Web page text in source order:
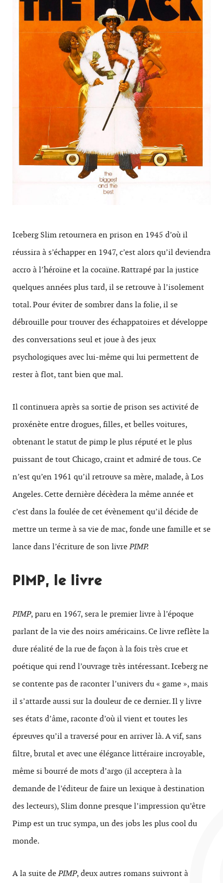
Iceberg Slim retournera en prison en 1945 d’où il
réussira à s’échapper en 1947, c’est alors qu’il deviendra
accro à l’héroïne et la cocaïne. Rattrapé par la justice
quelques années plus tard, il se retrouve à l’isolement
total. Pour éviter de sombrer dans la folie, il se
débrouille pour trouver des échappatoires et développe
des conversations seul et joue à des jeux
psychologiques avec lui-même qui lui permettent de
rester à flot, tant bien que mal.
Il continuera après sa sortie de prison ses activité de
proxénète entre drogues, filles, et belles voitures,
obtenant le statut de pimp le plus réputé et le plus
puissant de tout Chicago, craint et admiré de tous. Ce
n’est qu’en 1961 qu’il retrouve sa mère, malade, à Los
Angeles. Cette dernière décèdera la même année et
c’est dans la foulée de cet évènement qu’il décide de
mettre un terme à sa vie de mac, fonde une famille et se
lance dans l’écriture de son livrePIMP.
PIMP, le livre
PIMP, paru en 1967, sera le premier livre à l’époque
parlant de la vie des noirs américains. Ce livre reflète la
dure réalité de la rue de façon à la fois très crue et
poétique qui rend l’ouvrage très intéressant. Iceberg ne
se contente pas de raconter l’univers du « game », mais
il s’attarde aussi sur la douleur de ce dernier. Il y livre
ses états d’âme, raconte d’où il vient et toutes les
épreuves qu’il a traversé pour en arriver là. A vif, sans
filtre, brutal et avec une élégance littéraire incroyable,
même si bourré de mots d’argo (il acceptera à la
demande de l’éditeur de faire un lexique à destination
des lecteurs), Slim donne presque l’impression qu’être
Pimp est un truc sympa, un des jobs les plus cool du
monde.
A la suite dePIMP, deux autres romans suivront à